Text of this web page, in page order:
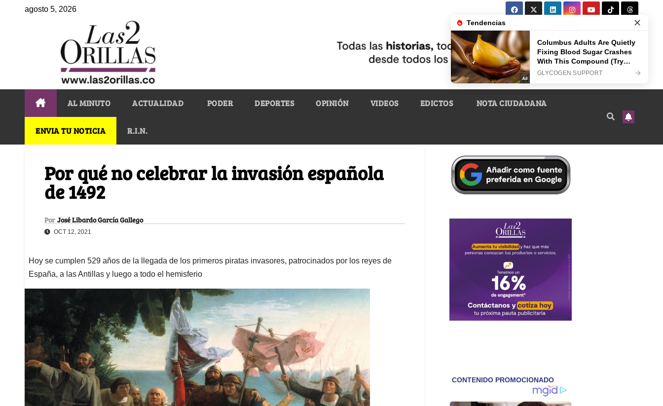
agosto 5, 2026
AL MINUTO ACTUALIDAD PODER DEPORTES OPINIÓN VIDEOS EDICTOS NOTA CIUDADANA
ENVIA TU NOTICIA R.I.N.
Por qué no celebrar la invasión española
de 1492
Por José Libardo García Gallego
OCT 12, 2021
Hoy se cumplen 529 años de la llegada de los primeros piratas invasores, patrocinados por los reyes de
España, a las Antillas y luego a todo el hemisferio